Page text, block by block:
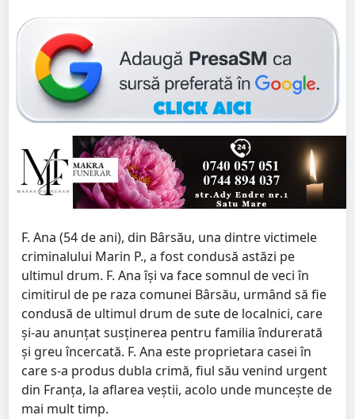
F. Ana (54 de ani), din Bârsău, una dintre victimele
criminalului Marin P., a fost condusă astăzi pe
ultimul drum. F. Ana își va face somnul de veci în
cimitirul de pe raza comunei Bârsău, urmând să fie
condusă de ultimul drum de sute de localnici, care
și-au anunțat susținerea pentru familia îndurerată
și greu încercată. F. Ana este proprietara casei în
care s-a produs dubla crimă, fiul său venind urgent
din Franța, la aflarea veștii, acolo unde muncește de
mai mult timp.